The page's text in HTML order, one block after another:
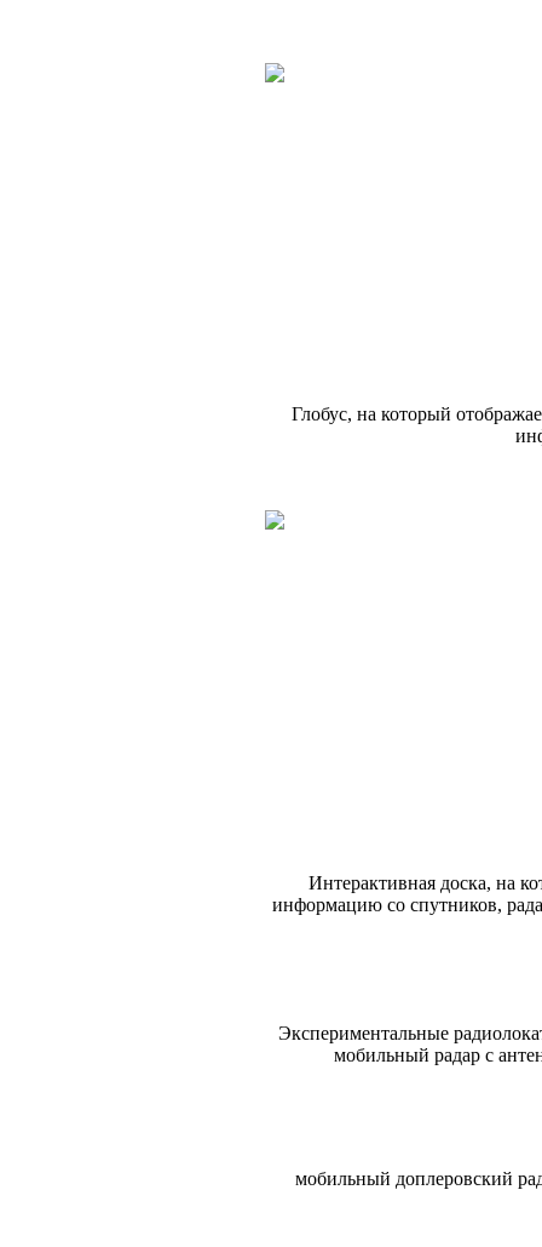
Глобус, на который
Интерактивная доска, на
информацию со спутников,
Экспериментальные
мобильный радар с
мобильный доплеровский